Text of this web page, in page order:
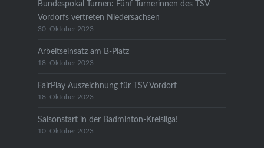
Bundespokal Turnen: Fünf Turnerinnen des TSV
Vordorfs vertreten Niedersachsen
30. Oktober 2023
Arbeitseinsatz am B-Platz
18. Oktober 2023
FairPlay Auszeichnung für TSV Vordorf
18. Oktober 2023
Saisonstart in der Badminton-Kreisliga!
10. Oktober 2023